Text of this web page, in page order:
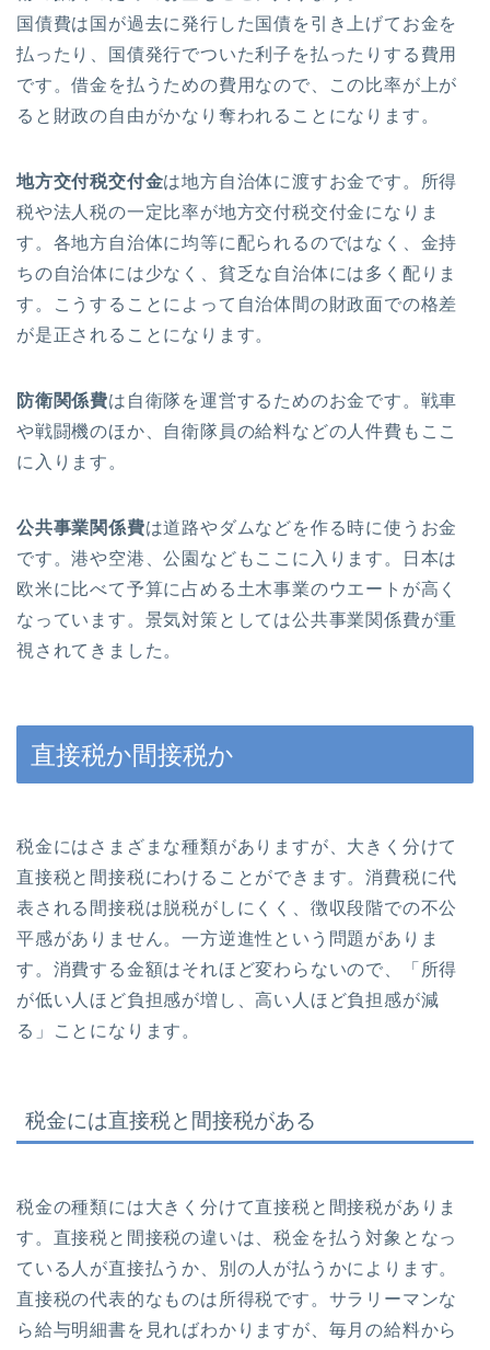
国債費は国が過去に発行した国債を引き上げてお金を
払ったり、国債発行でついた利子を払ったりする費用
です。借金を払うための費用なので、この比率が上が
ると財政の自由がかなり奪われることになります。
地方交付税交付金は地方自治体に渡すお金です。所得
税や法人税の一定比率が地方交付税交付金になりま
す。各地方自治体に均等に配られるのではなく、金持
ちの自治体には少なく、貧乏な自治体には多く配りま
す。こうすることによって自治体間の財政面での格差
が是正されることになります。
防衛関係費は自衛隊を運営するためのお金です。戦車
や戦闘機のほか、自衛隊員の給料などの人件費もここ
に入ります。
公共事業関係費は道路やダムなどを作る時に使うお金
です。港や空港、公園などもここに入ります。日本は
欧米に比べて予算に占める土木事業のウエートが高く
なっています。景気対策としては公共事業関係費が重
視されてきました。
直接税か間接税か
税金にはさまざまな種類がありますが、大きく分けて
直接税と間接税にわけることができます。消費税に代
表される間接税は脱税がしにくく、徴収段階での不公
平感がありません。一方逆進性という問題がありま
す。消費する金額はそれほど変わらないので、「所得
が低い人ほど負担感が増し、高い人ほど負担感が減
る」ことになります。
税金には直接税と間接税がある
税金の種類には大きく分けて直接税と間接税がありま
す。直接税と間接税の違いは、税金を払う対象となっ
ている人が直接払うか、別の人が払うかによります。
直接税の代表的なものは所得税です。サラリーマンな
ら給与明細書を見ればわかりますが、毎月の給料から